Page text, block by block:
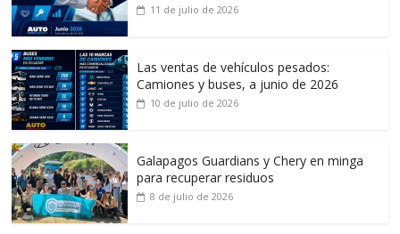
11 de julio de 2026
Las ventas de vehículos pesados:
Camiones y buses, a junio de 2026
10 de julio de 2026
Galapagos Guardians y Chery en minga
para recuperar residuos
8 de julio de 2026